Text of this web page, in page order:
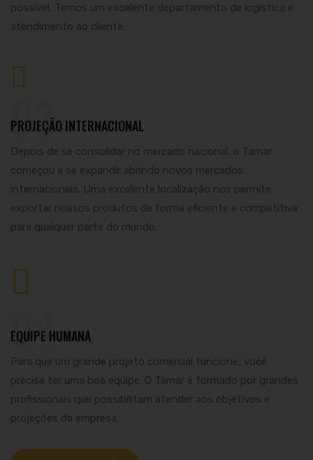
possível. Temos um excelente departamento de logística e
atendimento ao cliente.
03
PROJEÇÃO INTERNACIONAL
Depois de se consolidar no mercado nacional, a Tamar
começou a se expandir abrindo novos mercados
internacionais. Uma excelente localização nos permite
exportar nossos produtos de forma eficiente e competitiva
para qualquer parte do mundo.
04
EQUIPE HUMANA
Para que um grande projeto comercial funcione, você
precisa ter uma boa equipe. O Tamar é formado por grandes
profissionais que possibilitam atender aos objetivos e
projeções da empresa.